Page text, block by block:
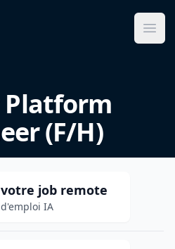
Platform
(F/H)
job remote
IA